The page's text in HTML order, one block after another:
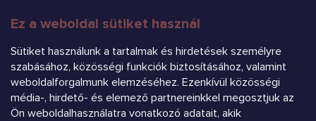
Ez a weboldal sütiket használ
Sütiket használunk a tartalmak és hirdetések személyre
szabásához, közösségi funkciók biztosításához, valamint
weboldalforgalmunk elemzéséhez. Ezenkívül közösségi
média-, hirdető- és elemező partnereinkkel megosztjuk az
Ön weboldalhasználatra vonatkozó adatait, akik
FELIRATKOZÁS